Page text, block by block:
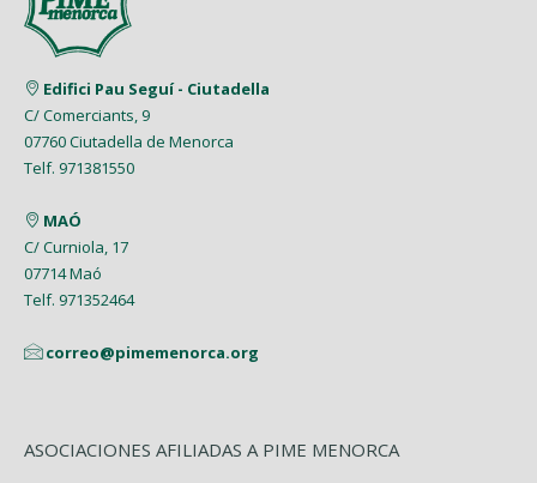
Edifici Pau Seguí - Ciutadella
C/ Comerciants, 9
07760 Ciutadella de Menorca
Telf. 971381550
MAÓ
C/ Curniola, 17
07714 Maó
Telf. 971352464
correo@pimemenorca.org
ASOCIACIONES AFILIADAS A PIME MENORCA